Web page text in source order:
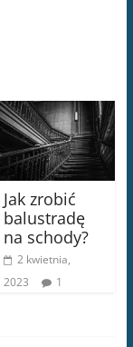
Jak zrobić
balustradę
na schody?
2 kwietnia,
2023
1